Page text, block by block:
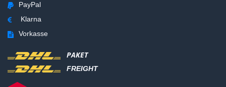
PayPal
Klarna
Vorkasse
PAKET
FREIGHT